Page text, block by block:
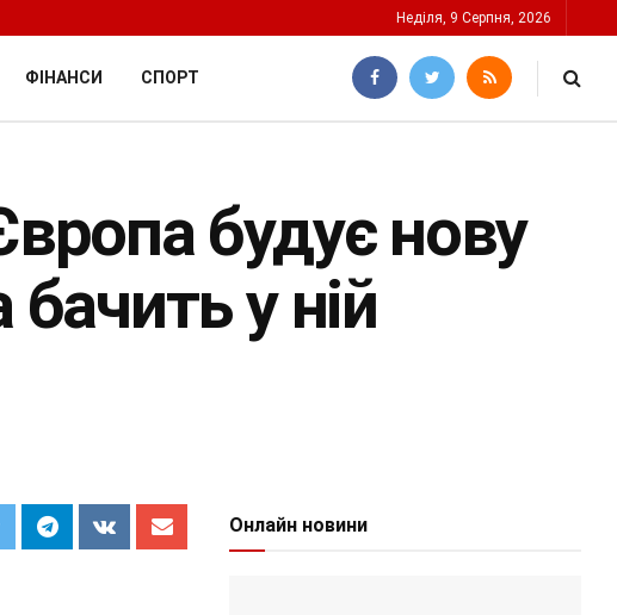
Неділя, 9 Серпня, 2026
ФІНАНСИ СПОРТ
будує нову
у ній
Онлайн новини